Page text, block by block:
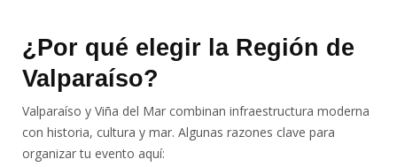
¿Por qué elegir la Región de
Valparaíso?
Valparaíso y Viña del Mar combinan infraestructura moderna
con historia, cultura y mar. Algunas razones clave para
organizar tu evento aquí: